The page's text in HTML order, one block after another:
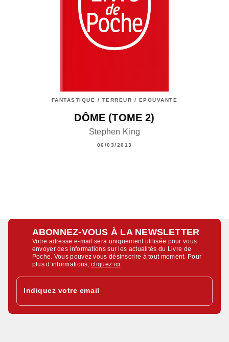
FANTASTIQUE / TERREUR / EPOUVANTE
DÔME (TOME 2)
Stephen King
06/03/2013
ABONNEZ-VOUS À LA NEWSLETTER
Votre adresse e-mail sera uniquement utilisée pour vous
envoyer des informations sur les actualités du Livre de
Poche. Vous pouvez vous désinscrire à tout moment. Pour
plus d’informations,cliquez ici
Indiquez votre email